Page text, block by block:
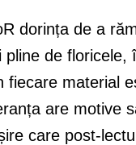
dorința de a
pline de floricele,
fiecare material
are motive
care post-